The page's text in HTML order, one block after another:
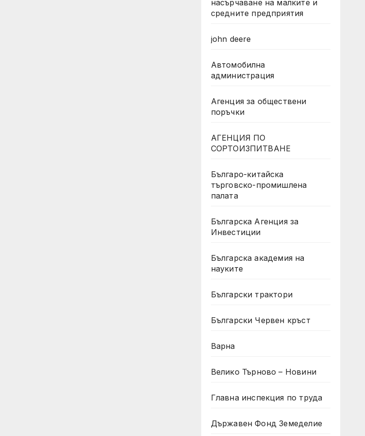
насърчаване на малките и
средните предприятия
john deere
Автомобилна
администрация
Агенция за обществени
поръчки
АГЕНЦИЯ ПО
СОРТОИЗПИТВАНЕ
Българо-китайска
търговско-промишлена
палата
Българска Агенция за
Инвестиции
Българска академия на
науките
Български трактори
Български Червен кръст
Варна
Велико Търново – Новини
Главна инспекция по труда
Държавен Фонд Земеделие